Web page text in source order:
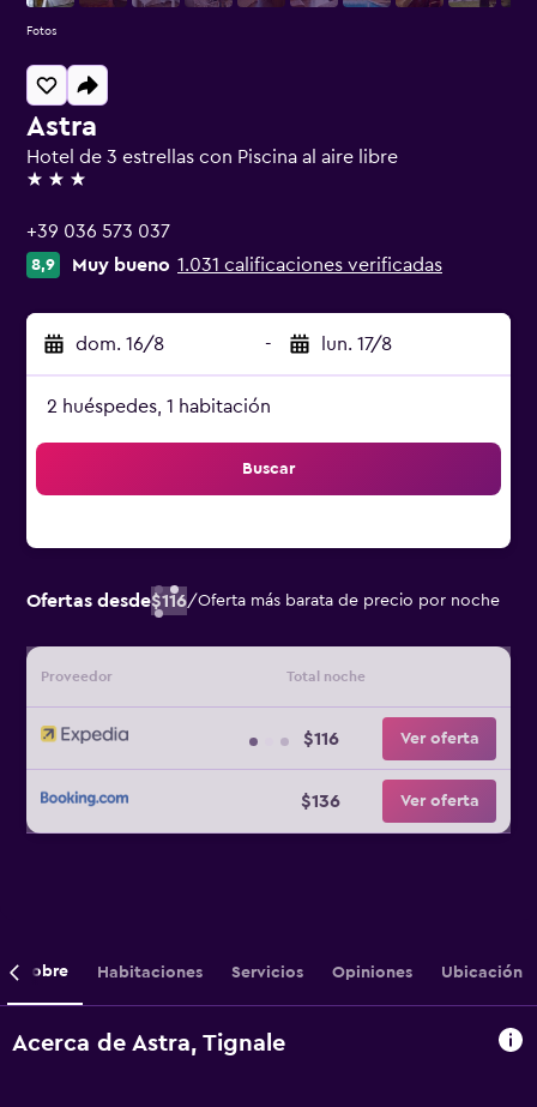
Astra
Hotel de 3 estrellas con Piscina al aire libre
3 estrellas
+39 036 573 037
8,9 Muy bueno 1.031 calificaciones verificadas
dom. 16/8 - lun. 17/8
2 huéspedes, 1 habitación
Buscar
Ofertas desde$116/Oferta más barata de precio por noche
Proveedor Total noche
$116 Ver oferta
$136 Ver oferta
Fotos
Sobre Habitaciones Servicios Opiniones Ubicación
Acerca de Astra, Tignale